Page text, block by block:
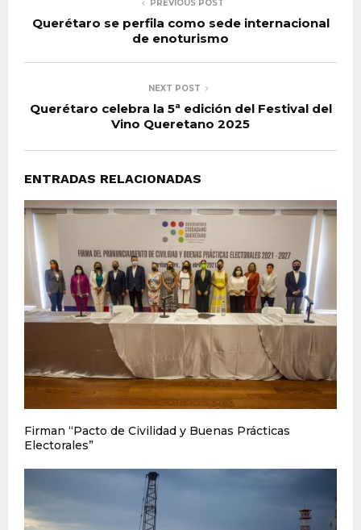
PREVIOUS POST
Querétaro se perfila como sede internacional
de enoturismo
NEXT POST
Querétaro celebra la 5ª edición del Festival del
Vino Queretano 2025
ENTRADAS RELACIONADAS
Firman “Pacto de Civilidad y Buenas Prácticas
Electorales”